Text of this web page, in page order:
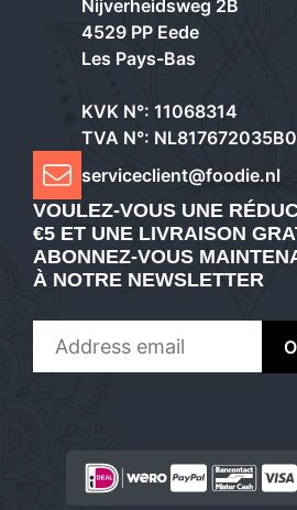
Nijverheidsweg 2B
4529 PP Eede
Les Pays-Bas
KVK N°: 11068314
TVA N°:
serviceclient@foodie.nl
VOULEZ-VOUS UNE
€5 ET UNE LIVRAISON
ABONNEZ-VOUS
À NOTRE NEWSLETTER